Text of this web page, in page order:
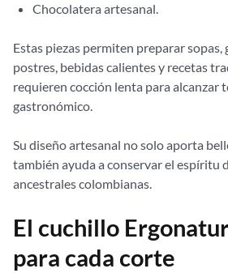
Chocolatera artesanal.
Estas piezas permiten preparar sopas,
postres, bebidas calientes y recetas
requieren cocción lenta para alcanzar
gastronómico.
Su diseño artesanal no solo aporta
también ayuda a conservar el espíritu
ancestrales colombianas.
El cuchillo
para cada corte